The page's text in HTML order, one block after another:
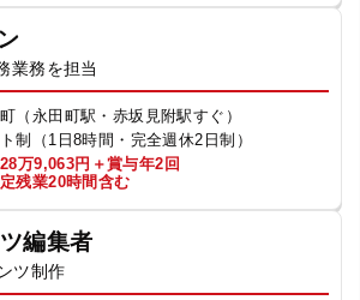
業務を担当
（永田町駅・赤坂見附駅すぐ）
制（1日8時間・完全週休2日制）
万9,063円＋賞与年2回
残業20時間含む
編集者
ツ制作